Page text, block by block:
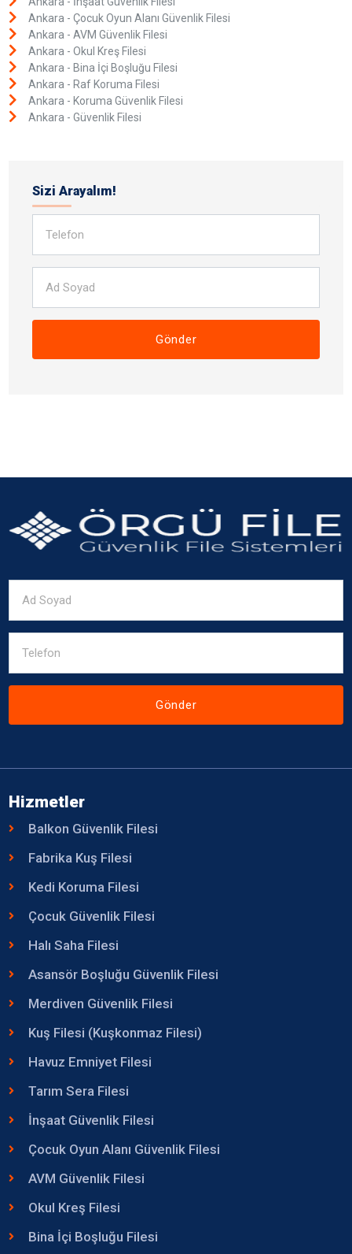
Ankara - Çocuk Oyun Alanı Güvenlik Filesi
Ankara - AVM Güvenlik Filesi
Ankara - Okul Kreş Filesi
Ankara - Bina İçi Boşluğu Filesi
Ankara - Raf Koruma Filesi
Ankara - Koruma Güvenlik Filesi
Ankara - Güvenlik Filesi
Sizi Arayalım!
Gönder
Gönder
Hizmetler
Balkon Güvenlik Filesi
Fabrika Kuş Filesi
Kedi Koruma Filesi
Çocuk Güvenlik Filesi
Halı Saha Filesi
Asansör Boşluğu Güvenlik Filesi
Merdiven Güvenlik Filesi
Kuş Filesi (Kuşkonmaz Filesi)
Havuz Emniyet Filesi
Tarım Sera Filesi
İnşaat Güvenlik Filesi
Çocuk Oyun Alanı Güvenlik Filesi
AVM Güvenlik Filesi
Okul Kreş Filesi
Bina İçi Boşluğu Filesi